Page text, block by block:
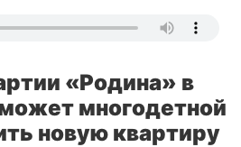
«Родина» в
многодетной
новую квартиру